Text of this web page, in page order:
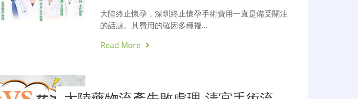
大陸終止懷孕，深圳終止懷孕手術費用一直是備受關注
的話題。其費用的確因多種複…
Read More